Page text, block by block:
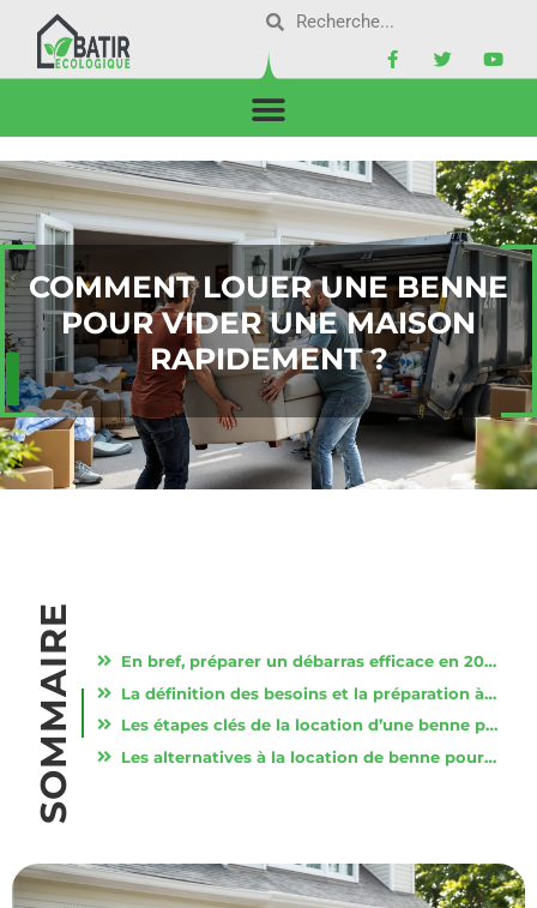
COMMENT LOUER UNE BENNE
POUR VIDER UNE MAISON
RAPIDEMENT ?
SOMMAIRE
En bref, préparer un débarras efficace en 2025
La définition des besoins et la préparation à la location
Les étapes clés de la location d’une benne pour vider une maison
Les alternatives à la location de benne pour vider une maison